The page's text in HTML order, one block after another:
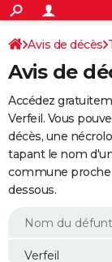
ACTUALITÉS
Politique
Société
Faits Divers
Education
Monde
Villes
+
SPORT
Coupe du monde
Football
Tennis
Cyclisme
Rugby
Forum
Programme TV
TNT
Streaming
Cinéma
Sorties cinéma
Musique
+
FINANCE
Retraite
Epargne
Immobilier
Risques naturels
Assurance
AUTO
Essais
Réserver un essai
Citadines
Berlines
SUV
Forum auto
+
HIGH-TECH
BRICOLAGE
WEEK-END
Avis de décès
Avis de
Accédez
Verfeil. Vous
décès, une
tapant le nom
commune proche
dessous.